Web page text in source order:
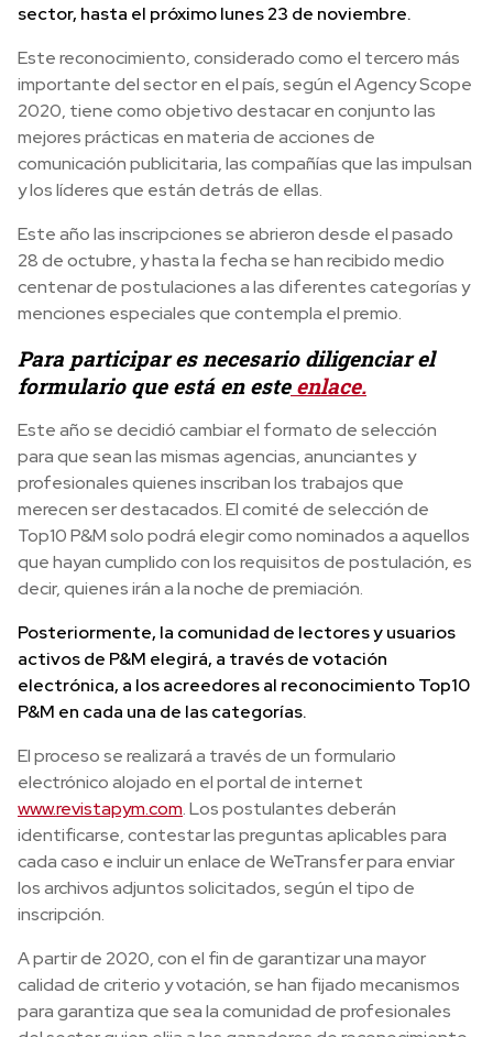
sector, hasta el próximo lunes 23 de noviembre.
Este reconocimiento, considerado como el tercero más
importante del sector en el país, según el Agency Scope
2020, tiene como objetivo destacar en conjunto las
mejores prácticas en materia de acciones de
comunicación publicitaria, las compañías que las impulsan
y los líderes que están detrás de ellas.
Este año las inscripciones se abrieron desde el pasado
28 de octubre, y hasta la fecha se han recibido medio
centenar de postulaciones a las diferentes categorías y
menciones especiales que contempla el premio.
Para participar es necesario diligenciar el
formulario que está en esteenlace.
Este año se decidió cambiar el formato de selección
para que sean las mismas agencias, anunciantes y
profesionales quienes inscriban los trabajos que
merecen ser destacados. El comité de selección de
Top10 P&M solo podrá elegir como nominados a aquellos
que hayan cumplido con los requisitos de postulación, es
decir, quienes irán a la noche de premiación.
Posteriormente, la comunidad de lectores y usuarios
activos de P&M elegirá, a través de votación
electrónica, a los acreedores al reconocimiento Top10
P&M en cada una de las categorías.
El proceso se realizará a través de un formulario
electrónico alojado en el portal de internet
www.revistapym.com. Los postulantes deberán
identificarse, contestar las preguntas aplicables para
cada caso e incluir un enlace de WeTransfer para enviar
los archivos adjuntos solicitados, según el tipo de
inscripción.
A partir de 2020, con el fin de garantizar una mayor
calidad de criterio y votación, se han fijado mecanismos
para garantiza que sea la comunidad de profesionales